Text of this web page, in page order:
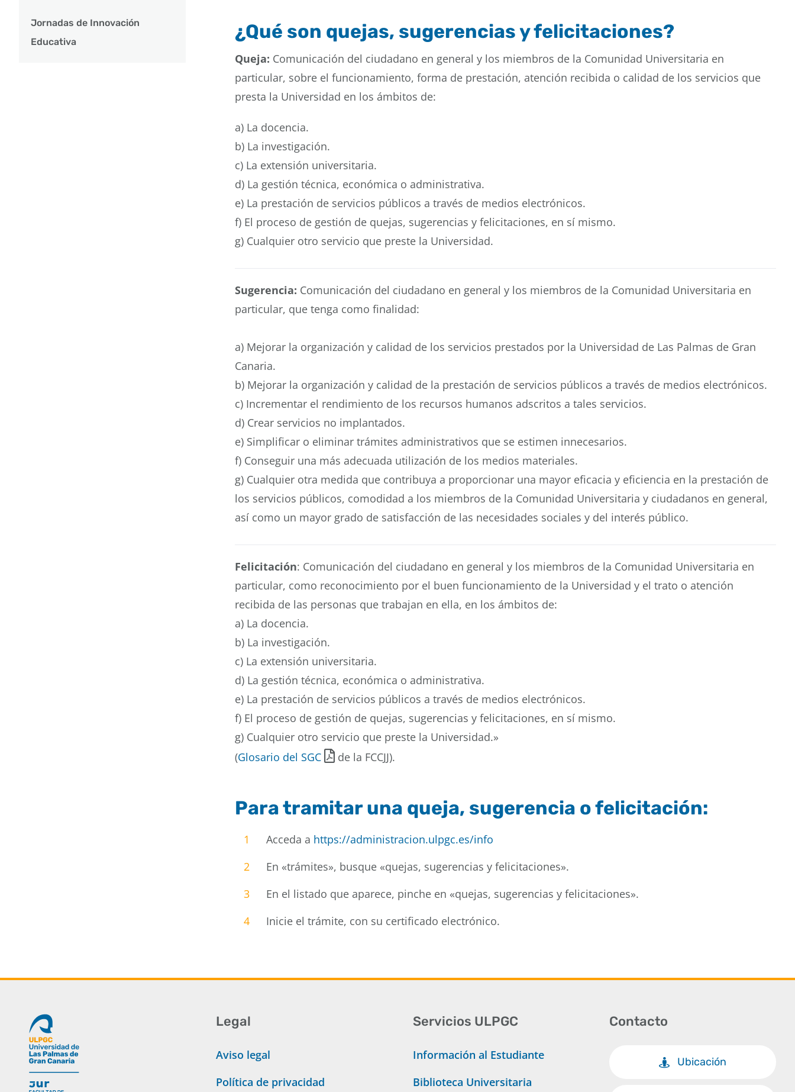
Jornadas de Innovación
Educativa
¿Qué son quejas, sugerencias y felicitaciones?
Queja: Comunicación del ciudadano en general y los miembros de la Comunidad Universitaria en
particular, sobre el funcionamiento, forma de prestación, atención recibida o calidad de los servicios que
presta la Universidad en los ámbitos de:
a) La docencia.
b) La investigación.
c) La extensión universitaria.
d) La gestión técnica, económica o administrativa.
e) La prestación de servicios públicos a través de medios electrónicos.
f) El proceso de gestión de quejas, sugerencias y felicitaciones, en sí mismo.
g) Cualquier otro servicio que preste la Universidad.
Sugerencia: Comunicación del ciudadano en general y los miembros de la Comunidad Universitaria en
particular, que tenga como finalidad:
a) Mejorar la organización y calidad de los servicios prestados por la Universidad de Las Palmas de Gran
Canaria.
b) Mejorar la organización y calidad de la prestación de servicios públicos a través de medios electrónicos.
c) Incrementar el rendimiento de los recursos humanos adscritos a tales servicios.
d) Crear servicios no implantados.
e) Simplificar o eliminar trámites administrativos que se estimen innecesarios.
f) Conseguir una más adecuada utilización de los medios materiales.
g) Cualquier otra medida que contribuya a proporcionar una mayor eficacia y eficiencia en la prestación de
los servicios públicos, comodidad a los miembros de la Comunidad Universitaria y ciudadanos en general,
así como un mayor grado de satisfacción de las necesidades sociales y del interés público.
Felicitación: Comunicación del ciudadano en general y los miembros de la Comunidad Universitaria en
particular, como reconocimiento por el buen funcionamiento de la Universidad y el trato o atención
recibida de las personas que trabajan en ella, en los ámbitos de:
a) La docencia.
b) La investigación.
c) La extensión universitaria.
d) La gestión técnica, económica o administrativa.
e) La prestación de servicios públicos a través de medios electrónicos.
f) El proceso de gestión de quejas, sugerencias y felicitaciones, en sí mismo.
g) Cualquier otro servicio que preste la Universidad.»
(Glosario del SGC de la FCCJJ).
Para tramitar una queja, sugerencia o felicitación:
1 Acceda a https://administracion.ulpgc.es/info
2
En «trámites», busque «quejas, sugerencias y felicitaciones».
3
En el listado que aparece, pinche en «quejas, sugerencias y felicitaciones».
4
Inicie el trámite, con su certificado electrónico.
Legal
Aviso legal
Política de privacidad
Servicios ULPGC
Información al Estudiante
Biblioteca Universitaria
Contacto
Ubicación